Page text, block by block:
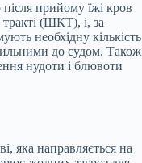
прийому їжі кров
(ШКТ), і, за
необхідну кількість
до судом. Також
нудоти і блювоти
яка направляється на